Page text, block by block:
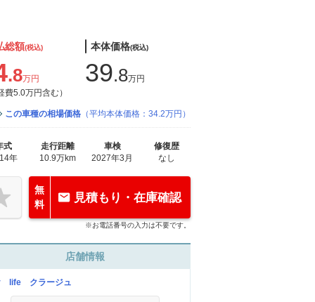
総額(税込)
.8万円
費5.0万円含む）
本体価格(税込)
39.8万円
この車種の相場価格 （平均本体価格：34.2万円）
式
年
走行距離
10.9万km
車検
2027年3月
修復歴
なし
無
料
見積もり・在庫確認
※お電話番号の入力は不要です。
店舗情報
life クラージュ